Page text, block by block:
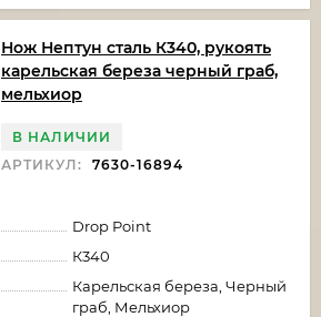
Нож Нептун сталь К340, рукоять
карельская береза черный граб,
мельхиор
В НАЛИЧИИ
АРТИКУЛ:
7630-16894
Drop Point
К340
Карельская береза, Черный
граб, Мельхиор